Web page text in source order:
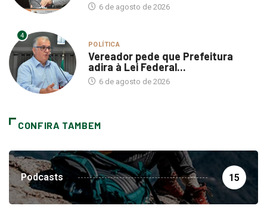
6 de agosto de 2026
4
POLÍTICA
Vereador pede que Prefeitura
adira à Lei Federal...
6 de agosto de 2026
CONFIRA TAMBEM
Podcasts 15